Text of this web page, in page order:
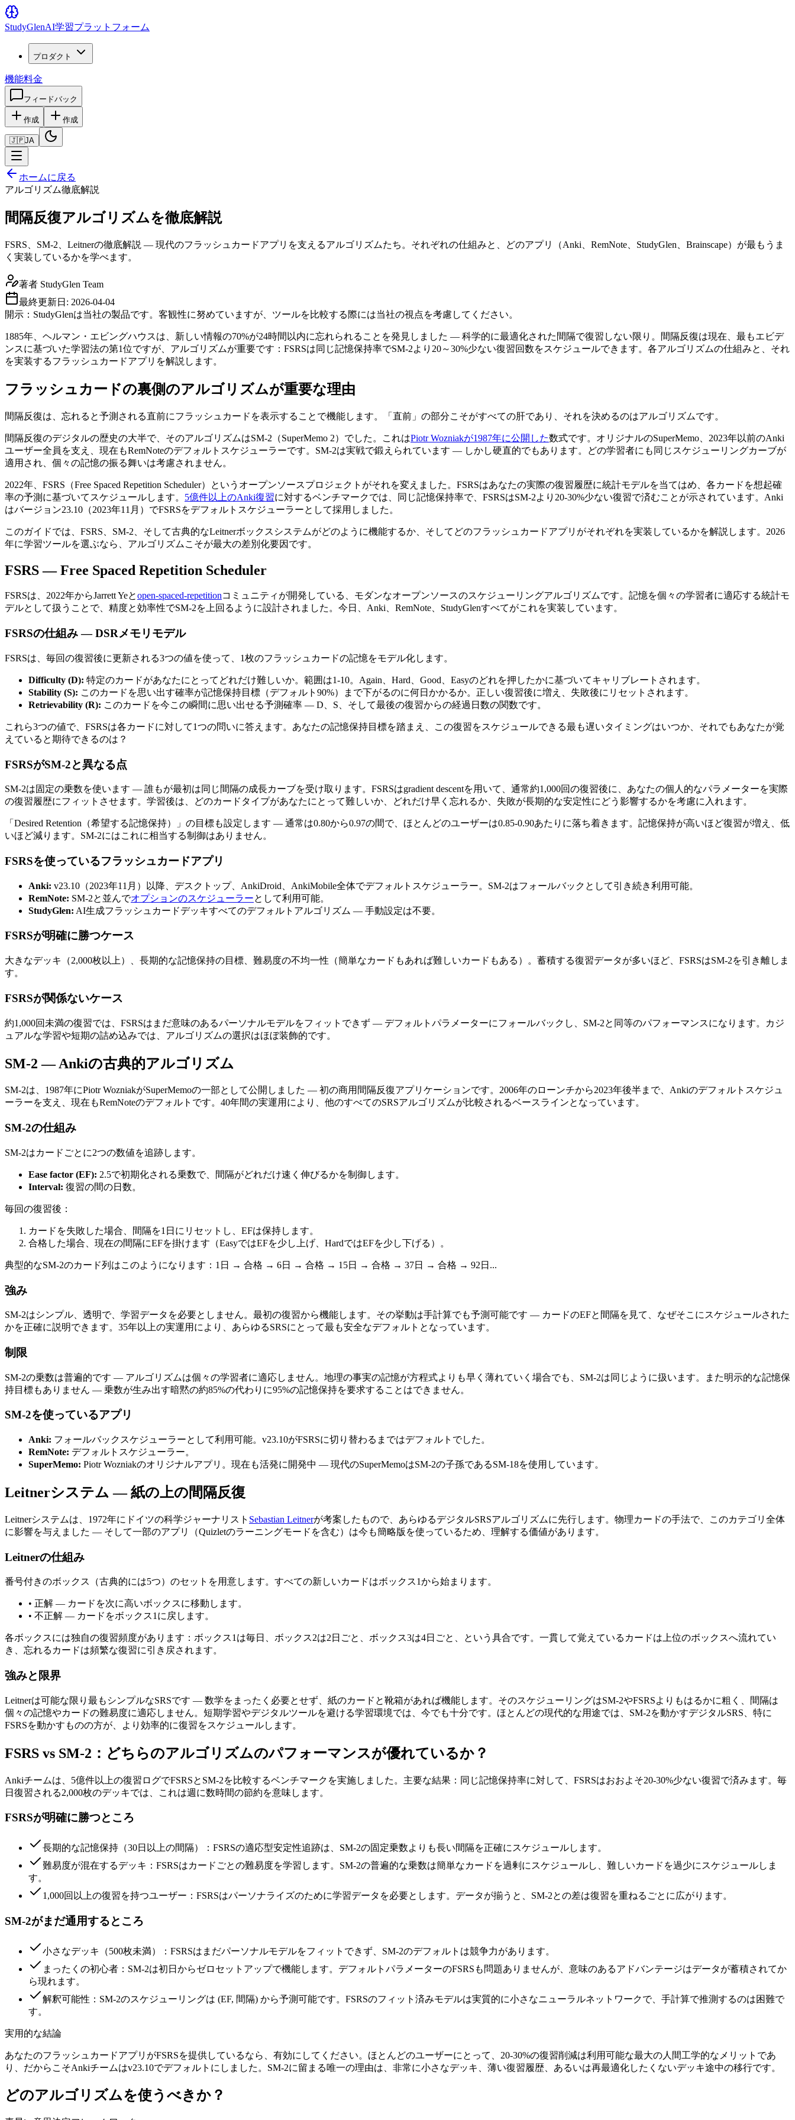
StudyGlenAI学習プラットフォーム
プロダクト
機能料金
フィードバック
作成 作成
🇯🇵JA
ホームに戻る
アルゴリズム徹底解説
間隔反復アルゴリズムを徹底解説
FSRS、SM-2、Leitnerの徹底解説 — 現代のフラッシュカードアプリを支えるアルゴリズムたち。それぞれの仕組みと、どのアプリ（Anki、RemNote、StudyGlen、Brainscape）が最もうま
く実装しているかを学べます。
著者 StudyGlen Team
最終更新日: 2026-04-04
開示：StudyGlenは当社の製品です。客観性に努めていますが、ツールを比較する際には当社の視点を考慮してください。
1885年、ヘルマン・エビングハウスは、新しい情報の70%が24時間以内に忘れられることを発見しました — 科学的に最適化された間隔で復習しない限り。間隔反復は現在、最もエビデ
ンスに基づいた学習法の第1位ですが、アルゴリズムが重要です：FSRSは同じ記憶保持率でSM-2より20～30%少ない復習回数をスケジュールできます。各アルゴリズムの仕組みと、それ
を実装するフラッシュカードアプリを解説します。
フラッシュカードの裏側のアルゴリズムが重要な理由
間隔反復は、忘れると予測される直前にフラッシュカードを表示することで機能します。「直前」の部分こそがすべての肝であり、それを決めるのはアルゴリズムです。
間隔反復のデジタルの歴史の大半で、そのアルゴリズムはSM-2（SuperMemo 2）でした。これはPiotr Wozniakが1987年に公開した数式です。オリジナルのSuperMemo、2023年以前のAnki
ユーザー全員を支え、現在もRemNoteのデフォルトスケジューラーです。SM-2は実戦で鍛えられています — しかし硬直的でもあります。どの学習者にも同じスケジューリングカーブが
適用され、個々の記憶の振る舞いは考慮されません。
2022年、FSRS（Free Spaced Repetition Scheduler）というオープンソースプロジェクトがそれを変えました。FSRSはあなたの実際の復習履歴に統計モデルを当てはめ、各カードを想起確
率の予測に基づいてスケジュールします。 5億件以上のAnki復習に対するベンチマークでは、同じ記憶保持率で、FSRSはSM-2より20-30%少ない復習で済むことが示されています。Anki
はバージョン23.10（2023年11月）でFSRSをデフォルトスケジューラーとして採用しました。
このガイドでは、FSRS、SM-2、そして古典的なLeitnerボックスシステムがどのように機能するか、そしてどのフラッシュカードアプリがそれぞれを実装しているかを解説します。2026
年に学習ツールを選ぶなら、アルゴリズムこそが最大の差別化要因です。
FSRS — Free Spaced Repetition Scheduler
FSRSは、2022年からJarrett Yeとopen-spaced-repetitionコミュニティが開発している、モダンなオープンソースのスケジューリングアルゴリズムです。記憶を個々の学習者に適応する統計モ
デルとして扱うことで、精度と効率性でSM-2を上回るように設計されました。今日、Anki、RemNote、StudyGlenすべてがこれを実装しています。
FSRSの仕組み — DSRメモリモデル
FSRSは、毎回の復習後に更新される3つの値を使って、1枚のフラッシュカードの記憶をモデル化します。
Difficulty (D): 特定のカードがあなたにとってどれだけ難しいか。範囲は1-10。Again、Hard、Good、Easyのどれを押したかに基づいてキャリブレートされます。
Stability (S): このカードを思い出す確率が記憶保持目標（デフォルト90%）まで下がるのに何日かかるか。正しい復習後に増え、失敗後にリセットされます。
Retrievability (R): このカードを今この瞬間に思い出せる予測確率 — D、S、そして最後の復習からの経過日数の関数です。
これら3つの値で、FSRSは各カードに対して1つの問いに答えます。あなたの記憶保持目標を踏まえ、この復習をスケジュールできる最も遅いタイミングはいつか、それでもあなたが覚
えていると期待できるのは？
FSRSがSM-2と異なる点
SM-2は固定の乗数を使います — 誰もが最初は同じ間隔の成長カーブを受け取ります。FSRSはgradient descentを用いて、通常約1,000回の復習後に、あなたの個人的なパラメーターを実際
の復習履歴にフィットさせます。学習後は、どのカードタイプがあなたにとって難しいか、どれだけ早く忘れるか、失敗が長期的な安定性にどう影響するかを考慮に入れます。
「Desired Retention（希望する記憶保持）」の目標も設定します — 通常は0.80から0.97の間で、ほとんどのユーザーは0.85-0.90あたりに落ち着きます。記憶保持が高いほど復習が増え、低
いほど減ります。SM-2にはこれに相当する制御はありません。
FSRSを使っているフラッシュカードアプリ
Anki: v23.10（2023年11月）以降、デスクトップ、AnkiDroid、AnkiMobile全体でデフォルトスケジューラー。SM-2はフォールバックとして引き続き利用可能。
RemNote: SM-2と並んでオプションのスケジューラーとして利用可能。
StudyGlen: AI生成フラッシュカードデッキすべてのデフォルトアルゴリズム — 手動設定は不要。
FSRSが明確に勝つケース
大きなデッキ（2,000枚以上）、長期的な記憶保持の目標、難易度の不均一性（簡単なカードもあれば難しいカードもある）。蓄積する復習データが多いほど、FSRSはSM-2を引き離しま
す。
FSRSが関係ないケース
約1,000回未満の復習では、FSRSはまだ意味のあるパーソナルモデルをフィットできず — デフォルトパラメーターにフォールバックし、SM-2と同等のパフォーマンスになります。カジ
ュアルな学習や短期の詰め込みでは、アルゴリズムの選択はほぼ装飾的です。
SM-2 — Ankiの古典的アルゴリズム
SM-2は、1987年にPiotr WozniakがSuperMemoの一部として公開しました — 初の商用間隔反復アプリケーションです。2006年のローンチから2023年後半まで、Ankiのデフォルトスケジュ
ーラーを支え、現在もRemNoteのデフォルトです。40年間の実運用により、他のすべてのSRSアルゴリズムが比較されるベースラインとなっています。
SM-2の仕組み
SM-2はカードごとに2つの数値を追跡します。
Ease factor (EF): 2.5で初期化される乗数で、間隔がどれだけ速く伸びるかを制御します。
Interval: 復習の間の日数。
毎回の復習後：
カードを失敗した場合、間隔を1日にリセットし、EFは保持します。
合格した場合、現在の間隔にEFを掛けます（EasyではEFを少し上げ、HardではEFを少し下げる）。
典型的なSM-2のカード列はこのようになります：1日 → 合格 → 6日 → 合格 → 15日 → 合格 → 37日 → 合格 → 92日...
強み
SM-2はシンプル、透明で、学習データを必要としません。最初の復習から機能します。その挙動は手計算でも予測可能です — カードのEFと間隔を見て、なぜそこにスケジュールされた
かを正確に説明できます。35年以上の実運用により、あらゆるSRSにとって最も安全なデフォルトとなっています。
制限
SM-2の乗数は普遍的です — アルゴリズムは個々の学習者に適応しません。地理の事実の記憶が方程式よりも早く薄れていく場合でも、SM-2は同じように扱います。また明示的な記憶保
持目標もありません — 乗数が生み出す暗黙の約85%の代わりに95%の記憶保持を要求することはできません。
SM-2を使っているアプリ
Anki: フォールバックスケジューラーとして利用可能。v23.10がFSRSに切り替わるまではデフォルトでした。
RemNote: デフォルトスケジューラー。
SuperMemo: Piotr Wozniakのオリジナルアプリ。現在も活発に開発中 — 現代のSuperMemoはSM-2の子孫であるSM-18を使用しています。
Leitnerシステム — 紙の上の間隔反復
Leitnerシステムは、1972年にドイツの科学ジャーナリスト Sebastian Leitnerが考案したもので、あらゆるデジタルSRSアルゴリズムに先行します。物理カードの手法で、このカテゴリ全体
に影響を与えました — そして一部のアプリ（Quizletのラーニングモードを含む）は今も簡略版を使っているため、理解する価値があります。
Leitnerの仕組み
番号付きのボックス（古典的には5つ）のセットを用意します。すべての新しいカードはボックス1から始まります。
• 正解 — カードを次に高いボックスに移動します。
• 不正解 — カードをボックス1に戻します。
各ボックスには独自の復習頻度があります：ボックス1は毎日、ボックス2は2日ごと、ボックス3は4日ごと、という具合です。一貫して覚えているカードは上位のボックスへ流れてい
き、忘れるカードは頻繁な復習に引き戻されます。
強みと限界
Leitnerは可能な限り最もシンプルなSRSです — 数学をまったく必要とせず、紙のカードと靴箱があれば機能します。そのスケジューリングはSM-2やFSRSよりもはるかに粗く、間隔は
個々の記憶やカードの難易度に適応しません。短期学習やデジタルツールを避ける学習環境では、今でも十分です。ほとんどの現代的な用途では、SM-2を動かすデジタルSRS、特に
FSRSを動かすものの方が、より効率的に復習をスケジュールします。
FSRS vs SM-2：どちらのアルゴリズムのパフォーマンスが優れているか？
Ankiチームは、5億件以上の復習ログでFSRSとSM-2を比較するベンチマークを実施しました。主要な結果：同じ記憶保持率に対して、FSRSはおおよそ20-30%少ない復習で済みます。毎
日復習される2,000枚のデッキでは、これは週に数時間の節約を意味します。
FSRSが明確に勝つところ
長期的な記憶保持（30日以上の間隔）：FSRSの適応型安定性追跡は、SM-2の固定乗数よりも長い間隔を正確にスケジュールします。
難易度が混在するデッキ：FSRSはカードごとの難易度を学習します。SM-2の普遍的な乗数は簡単なカードを過剰にスケジュールし、難しいカードを過少にスケジュールしま
す。
1,000回以上の復習を持つユーザー：FSRSはパーソナライズのために学習データを必要とします。データが揃うと、SM-2との差は復習を重ねるごとに広がります。
SM-2がまだ通用するところ
小さなデッキ（500枚未満）：FSRSはまだパーソナルモデルをフィットできず、SM-2のデフォルトは競争力があります。
まったくの初心者：SM-2は初日からゼロセットアップで機能します。デフォルトパラメーターのFSRSも問題ありませんが、意味のあるアドバンテージはデータが蓄積されてか
ら現れます。
解釈可能性：SM-2のスケジューリングは (EF, 間隔) から予測可能です。FSRSのフィット済みモデルは実質的に小さなニューラルネットワークで、手計算で推測するのは困難で
す。
実用的な結論
あなたのフラッシュカードアプリがFSRSを提供しているなら、有効にしてください。ほとんどのユーザーにとって、20-30%の復習削減は利用可能な最大の人間工学的なメリットであ
り、だからこそAnkiチームはv23.10でデフォルトにしました。SM-2に留まる唯一の理由は、非常に小さなデッキ、薄い復習履歴、あるいは再最適化したくないデッキ途中の移行です。
どのアルゴリズムを使うべきか？